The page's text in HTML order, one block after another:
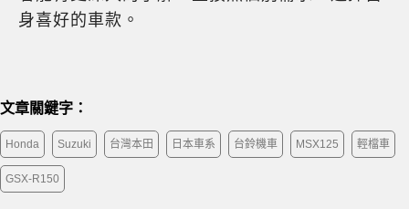
身喜好的車款。
文章關鍵字：
Honda Suzuki 台灣本田 日本車系 台鈴機車 MSX125 輕檔車
GSX-R150